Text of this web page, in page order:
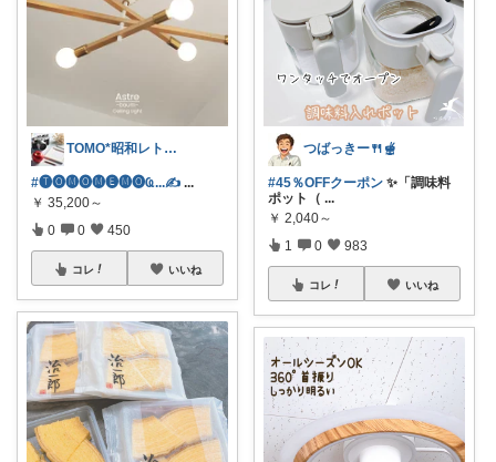
TOMO*昭和レトロ 📷🍎
#🅣🅞︎🅜🅞︎🅜🅔︎🅜🅞︎︎︎︎Ҩ...✍ ...
￥ 35,200～
0 0 450
コレ いいね
つばっきー🍴🫕
#45％OFFクーポン ✨「調味料
ポット（ ...
￥ 2,040～
1 0 983
コレ いいね